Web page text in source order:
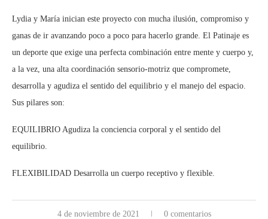
Lydia y María inician este proyecto con mucha ilusión, compromiso y
ganas de ir avanzando poco a poco para hacerlo grande. El Patinaje es
un deporte que exige una perfecta combinación entre mente y cuerpo y,
a la vez, una alta coordinación sensorio-motriz que compromete,
desarrolla y agudiza el sentido del equilibrio y el manejo del espacio.
Sus pilares son:
EQUILIBRIO Agudiza la conciencia corporal y el sentido del
equilibrio.
FLEXIBILIDAD Desarrolla un cuerpo receptivo y flexible.
4 de noviembre de 2021 0 comentarios